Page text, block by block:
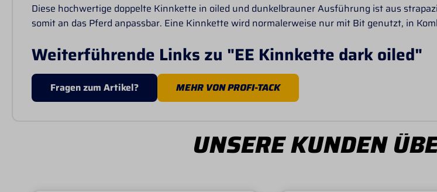
Diese hochwertige doppelte Kinnkette in oiled und dunkelbrauner Ausführung ist aus
somit an das Pferd anpassbar. Eine Kinnkette wird normalerweise nur mit Bit genutzt, in
Weiterführende Links zu "EE Kinnkette dark oiled"
Fragen zum Artikel? MEHR VON PROFI-TACK
UNSERE KUNDEN